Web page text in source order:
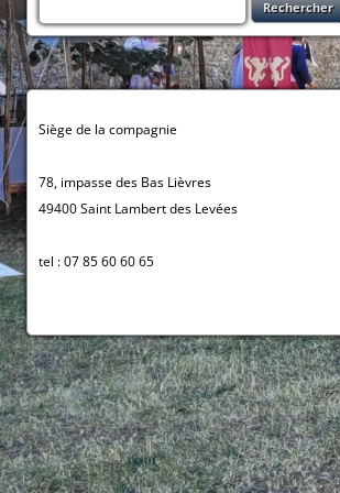
Siège de la compagnie
78, impasse des Bas Lièvres
49400 Saint Lambert des Levées
tel : 07 85 60 60 65